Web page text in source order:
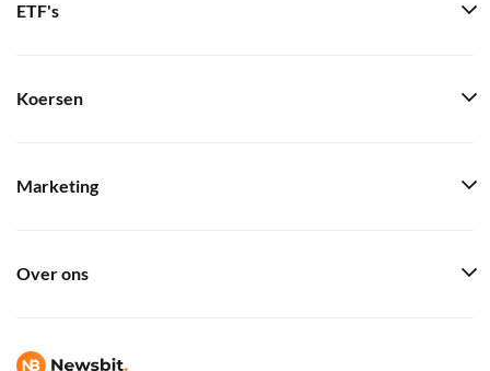
ETF's
Koersen
Marketing
Over ons